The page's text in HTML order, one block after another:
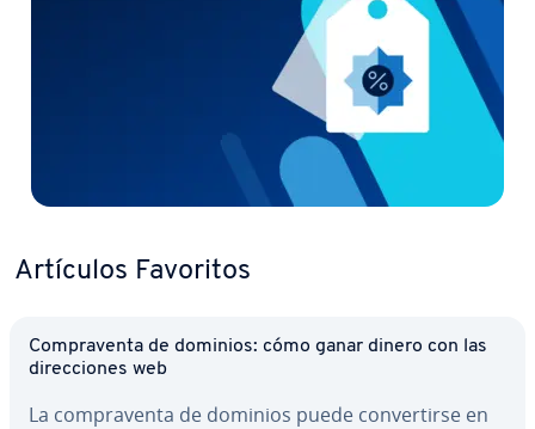
Artículos Favoritos
Co­m­pra­ve­n­ta de dominios: cómo ganar dinero con las
di­re­c­cio­nes web
La co­m­pra­ve­n­ta de dominios puede co­n­ve­r­ti­r­se en